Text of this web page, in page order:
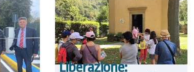
Liberazione: